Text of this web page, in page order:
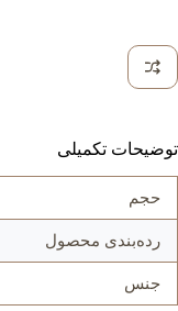
توضیحات تکمیلی
حجم
رده‌بندی محصول
جنس